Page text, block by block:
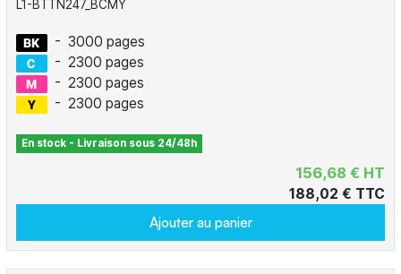
L1-BTTN247_BCMY
- 3000 pages
- 2300 pages
- 2300 pages
- 2300 pages
En stock - Livraison sous 24/48h
156,68 € HT
188,02 € TTC
Ajouter au panier